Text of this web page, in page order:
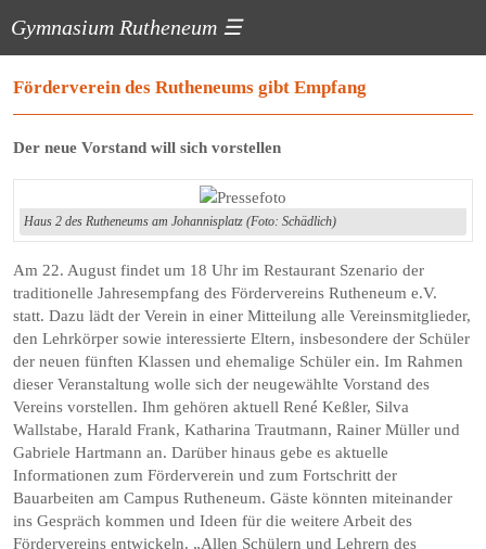
Gymnasium Rutheneum ☰
Förderverein des Rutheneums gibt Empfang
Der neue Vorstand will sich vorstellen
Haus 2 des Rutheneums am Johannisplatz (Foto: Schädlich)
Am 22. August findet um 18 Uhr im Restaurant Szenario der
traditionelle Jahresempfang des Fördervereins Rutheneum e.V.
statt. Dazu lädt der Verein in einer Mitteilung alle Vereinsmitglieder,
den Lehrkörper sowie interessierte Eltern, insbesondere der Schüler
der neuen fünften Klassen und ehemalige Schüler ein. Im Rahmen
dieser Veranstaltung wolle sich der neugewählte Vorstand des
Vereins vorstellen. Ihm gehören aktuell René Keßler, Silva
Wallstabe, Harald Frank, Katharina Trautmann, Rainer Müller und
Gabriele Hartmann an. Darüber hinaus gebe es aktuelle
Informationen zum Förderverein und zum Fortschritt der
Bauarbeiten am Campus Rutheneum. Gäste könnten miteinander
ins Gespräch kommen und Ideen für die weitere Arbeit des
Fördervereins entwickeln. „Allen Schülern und Lehrern des